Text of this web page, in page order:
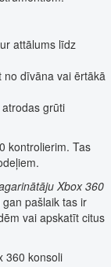
attālums līdz
no dīvāna vai ērtākā
grūti
kontrolierim. Tas
Xbox 360
pašlaik tas ir
vai apskatīt citus
360 konsoli